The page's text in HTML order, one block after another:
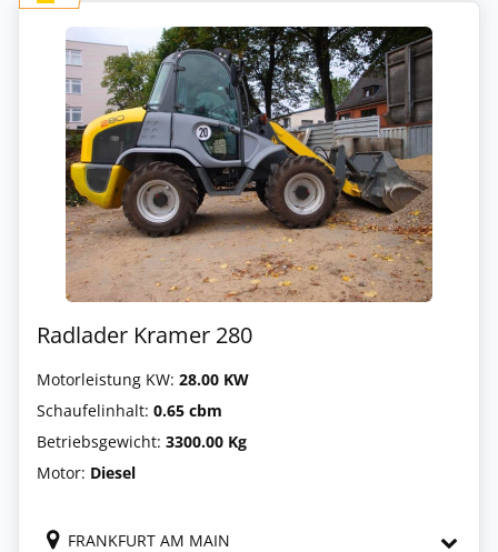
Radlader Kramer 280
Motorleistung KW: 28.00 KW
Schaufelinhalt: 0.65 cbm
Betriebsgewicht: 3300.00 Kg
Motor: Diesel
FRANKFURT AM MAIN